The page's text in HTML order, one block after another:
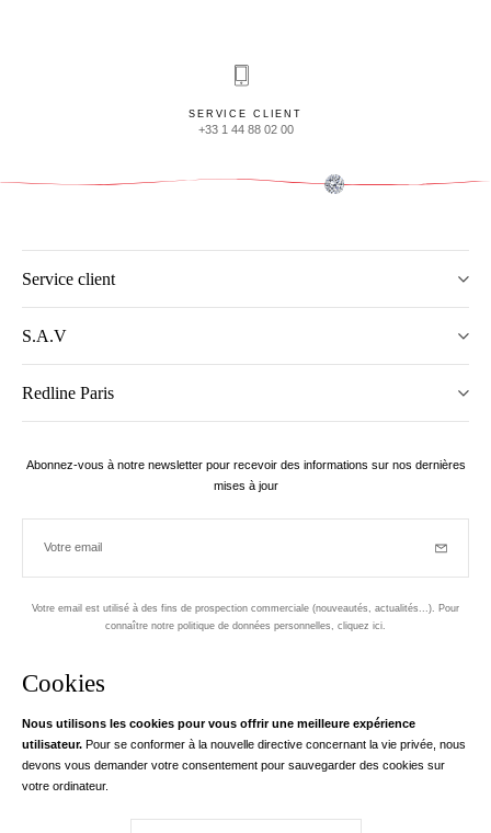
Cookies
Nous utilisons les cookies pour vous offrir une meilleure expérience
utilisateur. Pour se conformer à la nouvelle directive concernant la vie privée, nous
devons vous demander votre consentement pour sauvegarder des cookies sur
votre ordinateur.
SERVICE CLIENT
+33 1 44 88 02 00
Service client
S.A.V
Redline Paris
Abonnez-vous à notre newsletter pour recevoir des informations sur nos dernières
mises à jour
Votre email
Votre email est utilisé à des fins de prospection commerciale (nouveautés, actualités...). Pour
connaître notre politique de données personnelles, cliquez ici
Instagram
Votre adresse email
RedLine. Conformément à la loi, vous disposez d'un droit d'accès, de